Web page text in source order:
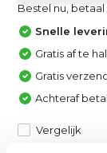
Bestel nu,
Snelle
Gratis af te
Gratis
Achteraf
Vergelijk